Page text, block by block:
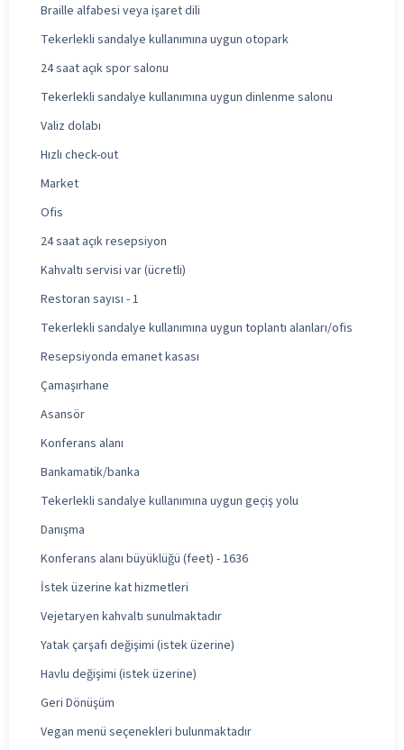
Braille alfabesi veya işaret dili
Tekerlekli sandalye kullanımına uygun otopark
24 saat açık spor salonu
Tekerlekli sandalye kullanımına uygun dinlenme salonu
Valiz dolabı
Hızlı check-out
Market
Ofis
24 saat açık resepsiyon
Kahvaltı servisi var (ücretli)
Restoran sayısı - 1
Tekerlekli sandalye kullanımına uygun toplantı alanları/ofis
Resepsiyonda emanet kasası
Çamaşırhane
Asansör
Konferans alanı
Bankamatik/banka
Tekerlekli sandalye kullanımına uygun geçiş yolu
Danışma
Konferans alanı büyüklüğü (feet) - 1636
İstek üzerine kat hizmetleri
Vejetaryen kahvaltı sunulmaktadır
Yatak çarşafı değişimi (istek üzerine)
Havlu değişimi (istek üzerine)
Geri Dönüşüm
Vegan menü seçenekleri bulunmaktadır